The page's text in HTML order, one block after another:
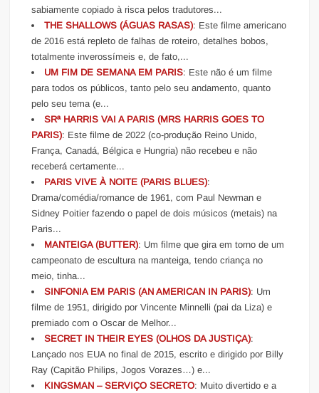
sabiamente copiado à risca pelos tradutores...
THE SHALLOWS (ÁGUAS RASAS): Este filme americano
de 2016 está repleto de falhas de roteiro, detalhes bobos,
totalmente inverossímeis e, de fato,...
UM FIM DE SEMANA EM PARIS: Este não é um filme
para todos os públicos, tanto pelo seu andamento, quanto
pelo seu tema (e...
SRª HARRIS VAI A PARIS (MRS HARRIS GOES TO
PARIS): Este filme de 2022 (co-produção Reino Unido,
França, Canadá, Bélgica e Hungria) não recebeu e não
receberá certamente...
PARIS VIVE À NOITE (PARIS BLUES):
Drama/comédia/romance de 1961, com Paul Newman e
Sidney Poitier fazendo o papel de dois músicos (metais) na
Paris...
MANTEIGA (BUTTER): Um filme que gira em torno de um
campeonato de escultura na manteiga, tendo criança no
meio, tinha...
SINFONIA EM PARIS (AN AMERICAN IN PARIS): Um
filme de 1951, dirigido por Vincente Minnelli (pai da Liza) e
premiado com o Oscar de Melhor...
SECRET IN THEIR EYES (OLHOS DA JUSTIÇA):
Lançado nos EUA no final de 2015, escrito e dirigido por Billy
Ray (Capitão Philips, Jogos Vorazes…) e...
KINGSMAN – SERVIÇO SECRETO: Muito divertido e a